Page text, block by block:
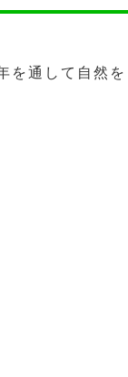
を通して自然を